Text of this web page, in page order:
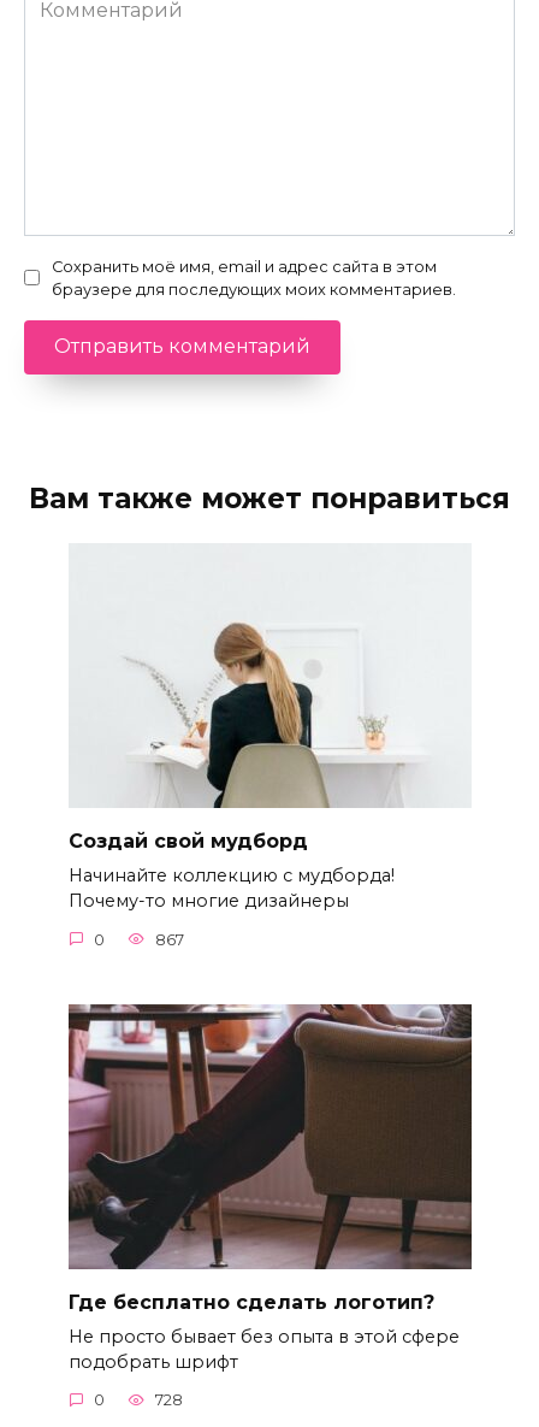
Сохранить моё имя, email и адрес сайта в этом
браузере для последующих моих комментариев.
Вам также может понравиться
Создай свой мудборд
Начинайте коллекцию с мудборда!
Почему-то многие дизайнеры
0 867
Где бесплатно сделать логотип?
Не просто бывает без опыта в этой сфере
подобрать шрифт
0 728